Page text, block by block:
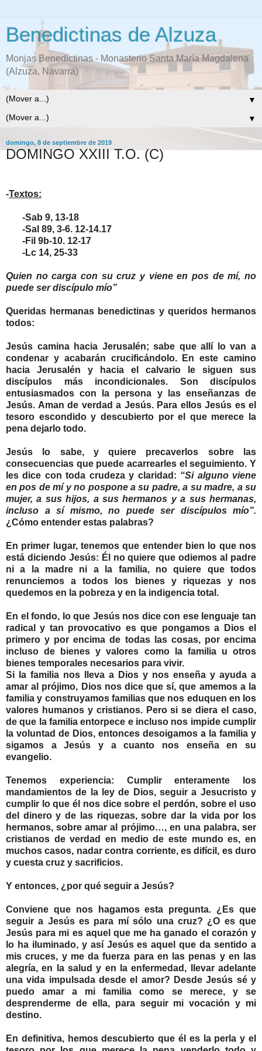
Benedictinas de Alzuza
Monjas Benedictinas - Monasterio Santa María Magdalena
(Alzuza, Navarra)
▼
▼
domingo, 8 de septiembre de 2019
DOMINGO XXIII T.O. (C)
-Textos:
-Sab 9, 13-18
-Sal 89, 3-6. 12-14.17
-Fil 9b-10. 12-17
-Lc 14, 25-33
Quien no carga con su cruz y viene en pos de mí, no
puede ser discípulo mío”
Queridas hermanas benedictinas y queridos hermanos
todos:
Jesús camina hacia Jerusalén; sabe que allí lo van a
condenar y acabarán crucificándolo. En este camino
hacia Jerusalén y hacia el calvario le siguen sus
discípulos más incondicionales. Son discípulos
entusiasmados con la persona y las enseñanzas de
Jesús. Aman de verdad a Jesús. Para ellos Jesús es el
tesoro escondido y descubierto por el que merece la
pena dejarlo todo.
Jesús lo sabe, y quiere precaverlos sobre las
consecuencias que puede acarrearles el seguimiento. Y
les dice con toda crudeza y claridad: “Si alguno viene
en pos de mí y no pospone a su padre, a su madre, a su
mujer, a sus hijos, a sus hermanos y a sus hermanas,
incluso a sí mismo, no puede ser discípulos mío”.
¿Cómo entender estas palabras?
En primer lugar, tenemos que entender bien lo que nos
está diciendo Jesús: Él no quiere que odiemos al padre
ni a la madre ni a la familia, no quiere que todos
renunciemos a todos los bienes y riquezas y nos
quedemos en la pobreza y en la indigencia total.
En el fondo, lo que Jesús nos dice con ese lenguaje tan
radical y tan provocativo es que pongamos a Dios el
primero y por encima de todas las cosas, por encima
incluso de bienes y valores como la familia u otros
bienes temporales necesarios para vivir.
Si la familia nos lleva a Dios y nos enseña y ayuda a
amar al prójimo, Dios nos dice que sí, que amemos a la
familia y construyamos familias que nos eduquen en los
valores humanos y cristianos. Pero si se diera el caso,
de que la familia entorpece e incluso nos impide cumplir
la voluntad de Dios, entonces desoigamos a la familia y
sigamos a Jesús y a cuanto nos enseña en su
evangelio.
Tenemos experiencia: Cumplir enteramente los
mandamientos de la ley de Dios, seguir a Jesucristo y
cumplir lo que él nos dice sobre el perdón, sobre el uso
del dinero y de las riquezas, sobre dar la vida por los
hermanos, sobre amar al prójimo…, en una palabra, ser
cristianos de verdad en medio de este mundo es, en
muchos casos, nadar contra corriente, es difícil, es duro
y cuesta cruz y sacrificios.
Y entonces, ¿por qué seguir a Jesús?
Conviene que nos hagamos esta pregunta. ¿Es que
seguir a Jesús es para mí sólo una cruz? ¿O es que
Jesús para mi es aquel que me ha ganado el corazón y
lo ha iluminado, y así Jesús es aquel que da sentido a
mis cruces, y me da fuerza para en las penas y en las
alegría, en la salud y en la enfermedad, llevar adelante
una vida impulsada desde el amor? Desde Jesús sé y
puedo amar a mi familia como se merece, y se
desprenderme de ella, para seguir mi vocación y mi
destino.
En definitiva, hemos descubierto que él es la perla y el